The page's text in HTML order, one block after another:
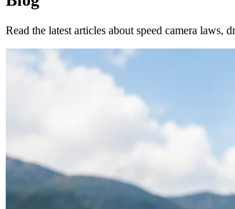
Read the latest articles about speed camera laws,